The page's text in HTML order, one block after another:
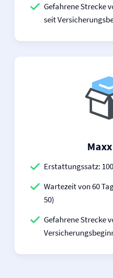
Gefahrene Strecke
seit
Erstattungssatz:
Wartezeit von 60
50)
Gefahrene Strecke